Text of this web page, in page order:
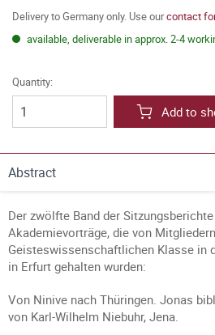
Delivery to Germany only. Use ourcontact
available, deliverable in approx. 2-4
Quantity:
Add to
Abstract
Der zwölfte Band der
Akademievorträge, die von
Geisteswissenschaftlichen Klasse in
in Erfurt gehalten wurden:
Von Ninive nach Thüringen. Jonas
von Karl-Wilhelm Niebuhr, Jena.